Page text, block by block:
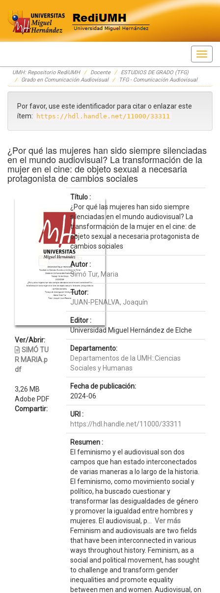
Skip
navigation
UMH: Repositorio RediUMH Docente
ESTUDIOS DE GRADO (TFG)
Grado en Comunicación Audiovisual
TFG - Comunicación Audiovisual
Por favor, use este identificador para citar o enlazar este
ítem:
https://hdl.handle.net/11000/33311
¿Por qué las mujeres han sido siempre silenciadas
en el mundo audiovisual? La transformación de la
mujer en el cine: de objeto sexual a necesaria
protagonista de cambios sociales
Ver/Abrir:
SIMÓ TU
R MARIA.p
df
3,26 MB
Adobe PDF
Compartir:
Título :
¿Por qué las mujeres han sido siempre
silenciadas en el mundo audiovisual? La
transformación de la mujer en el cine: de
objeto sexual a necesaria protagonista de
cambios sociales
Autor :
Simó Tur, Maria
Tutor:
JUAN-PENALVA, Joaquín
Editor :
Universidad Miguel Hernández de Elche
Departamento:
Departamentos de la UMH::Ciencias
Sociales y Humanas
Fecha de publicación:
2024-06
URI :
https://hdl.handle.net/11000/33311
Resumen :
El feminismo y el audiovisual son dos
campos que han estado interconectados
de varias maneras a lo largo de la historia.
El feminismo, como movimiento social y
político, ha buscado cuestionar y
transformar las desigualdades de género
y promover la igualdad entre hombres y
mujeres. El audiovisual, p... Ver más
Feminism and audiovisuals are two fields
that have been interconnected in various
ways throughout history. Feminism, as a
social and political movement, has sought
to challenge and transform gender
inequalities and promote equality
between men and women. Audiovisual, on